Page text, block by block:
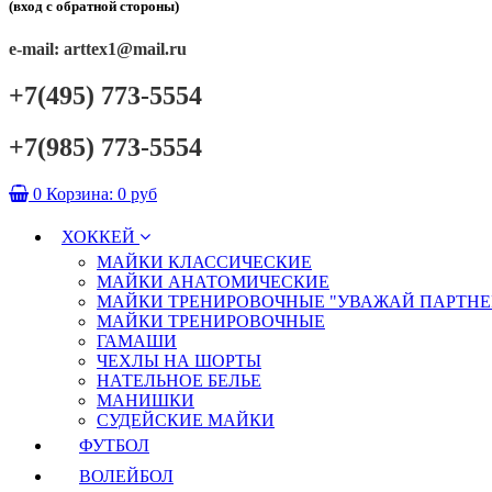
(вход с обратной стороны)
e-mail: arttex1@mail.ru
+7(495) 773-5554
+7(985) 773-5554
0 Корзина: 0 руб
ХОККЕЙ
МАЙКИ КЛАССИЧЕСКИЕ
МАЙКИ АНАТОМИЧЕСКИЕ
МАЙКИ ТРЕНИРОВОЧНЫЕ "УВАЖАЙ
МАЙКИ ТРЕНИРОВОЧНЫЕ
ГАМАШИ
ЧЕХЛЫ НА ШОРТЫ
НАТЕЛЬНОЕ БЕЛЬЕ
МАНИШКИ
СУДЕЙСКИЕ МАЙКИ
ФУТБОЛ
ВОЛЕЙБОЛ